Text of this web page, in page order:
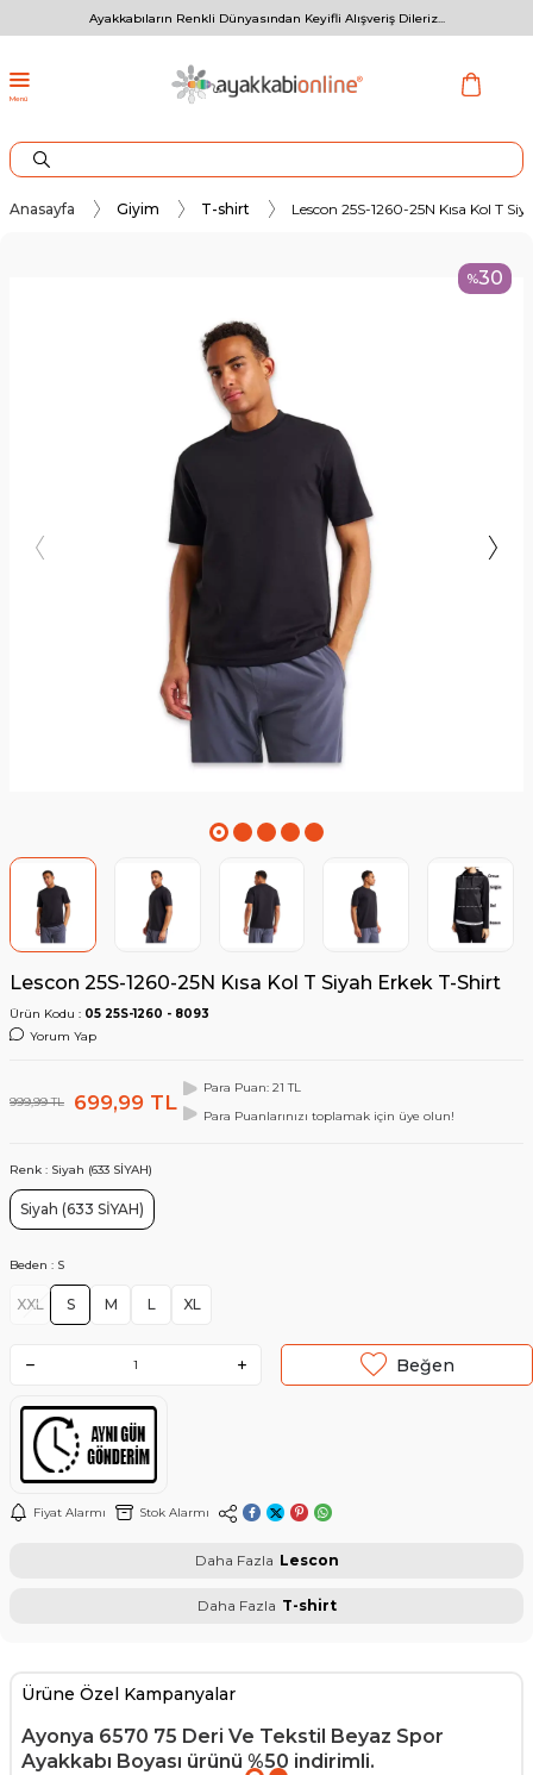
Ayakkabıların Renkli Dünyasından Keyifli Alışveriş Dileriz...
Menü
Anasayfa Giyim T-shirt Lescon 25S-1260-25N Kısa Kol T
%30
Lescon 25S-1260-25N Kısa Kol T Siyah Erkek T-Shirt
Ürün Kodu : 05 25S-1260 - 8093
Yorum Yap
999,99TL 699,99 TL
Para Puan: 21 TL
Para Puanlarınızı toplamak için üye olun!
Renk : Siyah (633 SİYAH)
Siyah (633 SİYAH)
Beden : S
XXL S M L XL
Beğen
Fiyat Alarmı Stok Alarmı
Daha Fazla Lescon
Daha Fazla T-shirt
Ürüne Özel Kampanyalar
Ayonya 6570 75 Deri Ve Tekstil Beyaz Spor
Ayakkabı Boyası ürünü %50 indirimli.